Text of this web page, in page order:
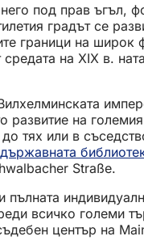
под прав ъгъл,
градът се
граници на
на XIX в.
развитие на
тях или в
държавната
Straße.
пълната
всичко големи
център на